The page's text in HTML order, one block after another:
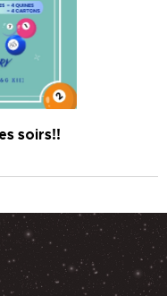
soirs!!